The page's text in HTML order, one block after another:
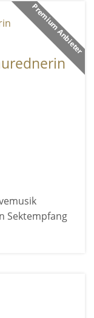
Premium Anbieter
Sektempfang